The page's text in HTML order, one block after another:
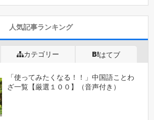
人気記事ランキング
カテゴリー はてブ
「使ってみたくなる！！」中国語ことわ
ざ一覧【厳選１００】（音声付き）